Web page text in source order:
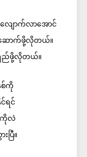
ောက်လာအောင်
ောက်ဖို့လိုတယ်။
ည်ဖို့လိုတယ်။
စ်ကို
ရင်
ကိုလဲ
ြီ။